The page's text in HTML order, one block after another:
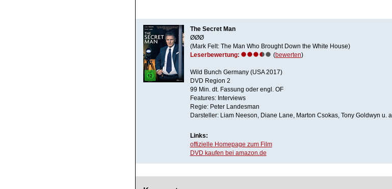
The Secret Man
ØØØ
(Mark Felt: The Man Who Brought Down the White House)
Leserbewertung: (bewerten)
Wild Bunch Germany (USA 2017)
DVD Region 2
99 Min. dt. Fassung oder engl. OF
Features: Interviews
Regie: Peter Landesman
Darsteller: Liam Neeson, Diane Lane, Marton Csokas, Tony Goldwyn u. a.
Links:
offizielle Homepage zum Film
DVD kaufen bei amazon.de